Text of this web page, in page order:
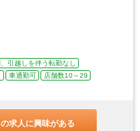
引越しを伴う転勤なし
車通勤可
店舗数10～29
求人に興味がある